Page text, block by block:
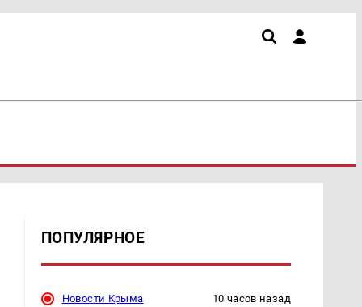
ПОПУЛЯРНОЕ
Новости Крыма 10 часов назад